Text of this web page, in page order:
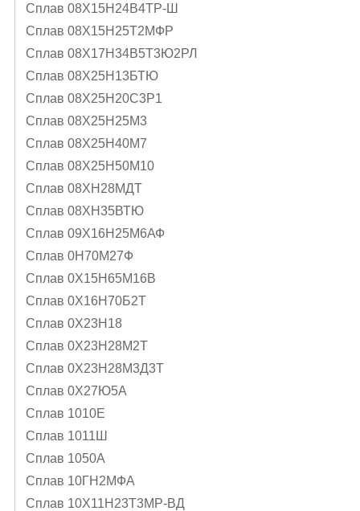
Сплав 08Х15Н24В4ТР-Ш
Сплав 08Х15Н25Т2МФР
Сплав 08Х17Н34В5Т3Ю2РЛ
Сплав 08Х25Н13БТЮ
Сплав 08Х25Н20С3Р1
Сплав 08Х25Н25М3
Сплав 08Х25Н40М7
Сплав 08Х25Н50М10
Сплав 08ХН28МДТ
Сплав 08ХН35ВТЮ
Сплав 09Х16Н25М6АФ
Сплав 0Н70М27Ф
Сплав 0Х15Н65М16В
Сплав 0Х16Н70Б2Т
Сплав 0Х23Н18
Сплав 0Х23Н28М2Т
Сплав 0Х23Н28М3Д3Т
Сплав 0Х27Ю5А
Сплав 1010Е
Сплав 1011Ш
Сплав 1050А
Сплав 10ГН2МФА
Сплав 10Х11Н23Т3МР-ВД